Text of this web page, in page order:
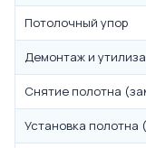
Потолочный упор
Демонтаж и
Снятие полотна
Установка полотна